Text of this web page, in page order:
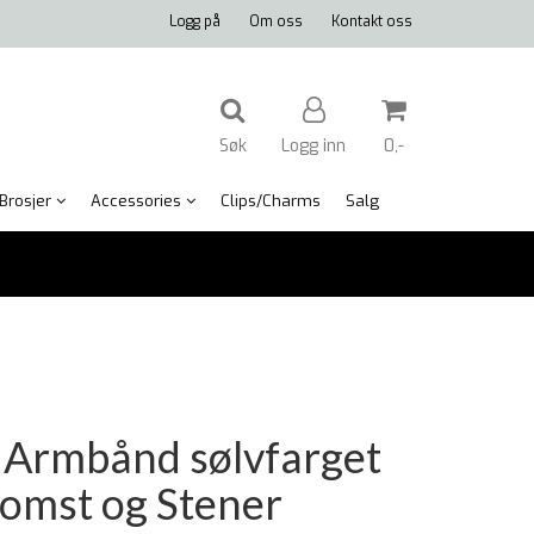
Logg på Om oss Kontakt oss
Søk Logg inn 0,-
Brosjer Accessories Clips/Charms Salg
sølvfarget
og Stener